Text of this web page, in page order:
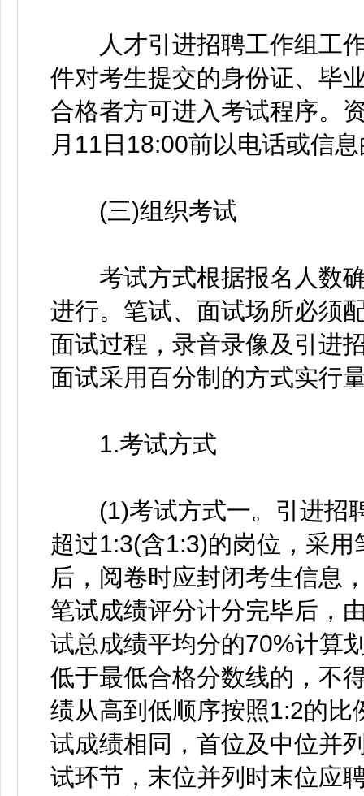
人才引进招聘工作组工作
件对考生提交的身份证、毕
合格者方可进入考试程序。
月11日18:00前以电话或信
(三)组织考试
考试方式根据报名人数确
进行。笔试、面试场所必须
面试过程，录音录像及引进
面试采用百分制的方式实行
1.考试方式
(1)考试方式一。引进招
超过1:3(含1:3)的岗位，采
后，阅卷时应封闭考生信息
笔试成绩评分计分完毕后，
试总成绩平均分的70%计算
低于最低合格分数线的，不
绩从高到低顺序按照1:2的
试成绩相同，首位及中位并
试环节，末位并列时末位应